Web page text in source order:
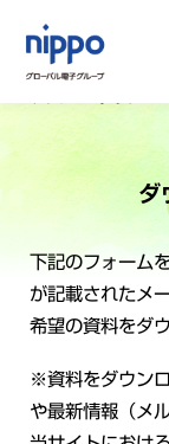
ダ
下記のフォーム
が記載されたメ
希望の資料をダ
※資料をダウン
や最新情報（メ